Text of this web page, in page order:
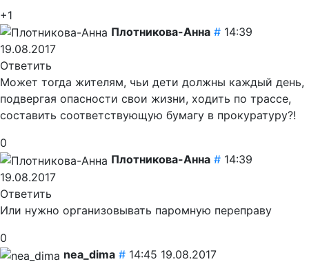
+1
Плотникова-Анна # 14:39
19.08.2017
Ответить
Может тогда жителям, чьи дети должны каждый день,
подвергая опасности свои жизни, ходить по трассе,
составить соответствующую бумагу в прокуратуру?!
0
Плотникова-Анна # 14:39
19.08.2017
Ответить
Или нужно организовывать паромную переправу
0
nea_dima # 14:45 19.08.2017